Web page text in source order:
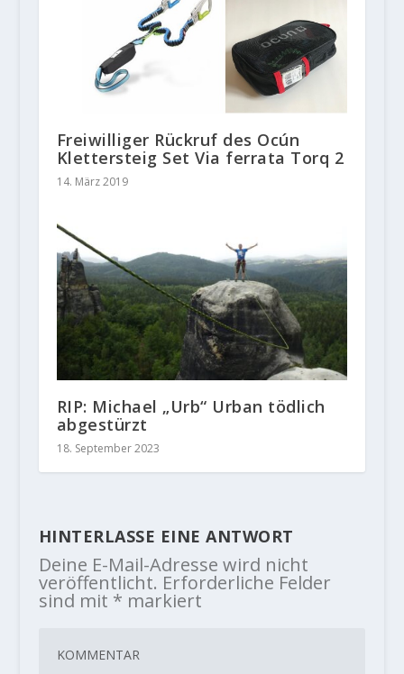
Freiwilliger Rückruf des Ocún
Klettersteig Set Via ferrata Torq 2
14. März 2019
RIP: Michael „Urb“ Urban tödlich
abgestürzt
18. September 2023
HINTERLASSE EINE ANTWORT
Deine E-Mail-Adresse wird nicht
veröffentlicht. Erforderliche Felder
sind mit * markiert